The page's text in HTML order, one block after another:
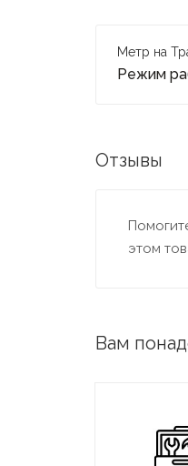
Метр на
Режим
Отзывы
этом
Вам